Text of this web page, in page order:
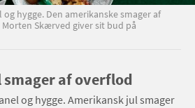
hygge. Den amerikanske smager af
Skærved giver sit bud på
af overflod
og hygge. Amerikansk jul smager